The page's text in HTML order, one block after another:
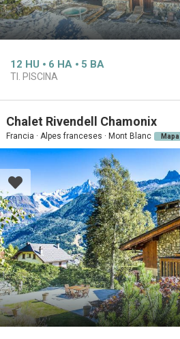
12 HU 6 HA 5 BA
TI. PISCINA
Chalet Rivendell Chamonix
Francia · Alpes franceses · Mont Blanc Mapa